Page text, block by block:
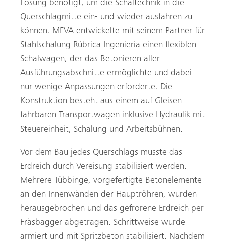
Lösung benötigt, um die Schaltechnik in die
Querschlagmitte ein- und wieder ausfahren zu
können. MEVA entwickelte mit seinem Partner für
Stahlschalung Rúbrica Ingeniería einen flexiblen
Schalwagen, der das Betonieren aller
Ausführungsabschnitte ermöglichte und dabei
nur wenige Anpassungen erforderte. Die
Konstruktion besteht aus einem auf Gleisen
fahrbaren Transportwagen inklusive Hydraulik mit
Steuereinheit, Schalung und Arbeitsbühnen.
Vor dem Bau jedes Querschlags musste das
Erdreich durch Vereisung stabilisiert werden.
Mehrere Tübbinge, vorgefertigte Betonelemente
an den Innenwänden der Hauptröhren, wurden
herausgebrochen und das gefrorene Erdreich per
Fräsbagger abgetragen. Schrittweise wurde
armiert und mit Spritzbeton stabilisiert. Nachdem